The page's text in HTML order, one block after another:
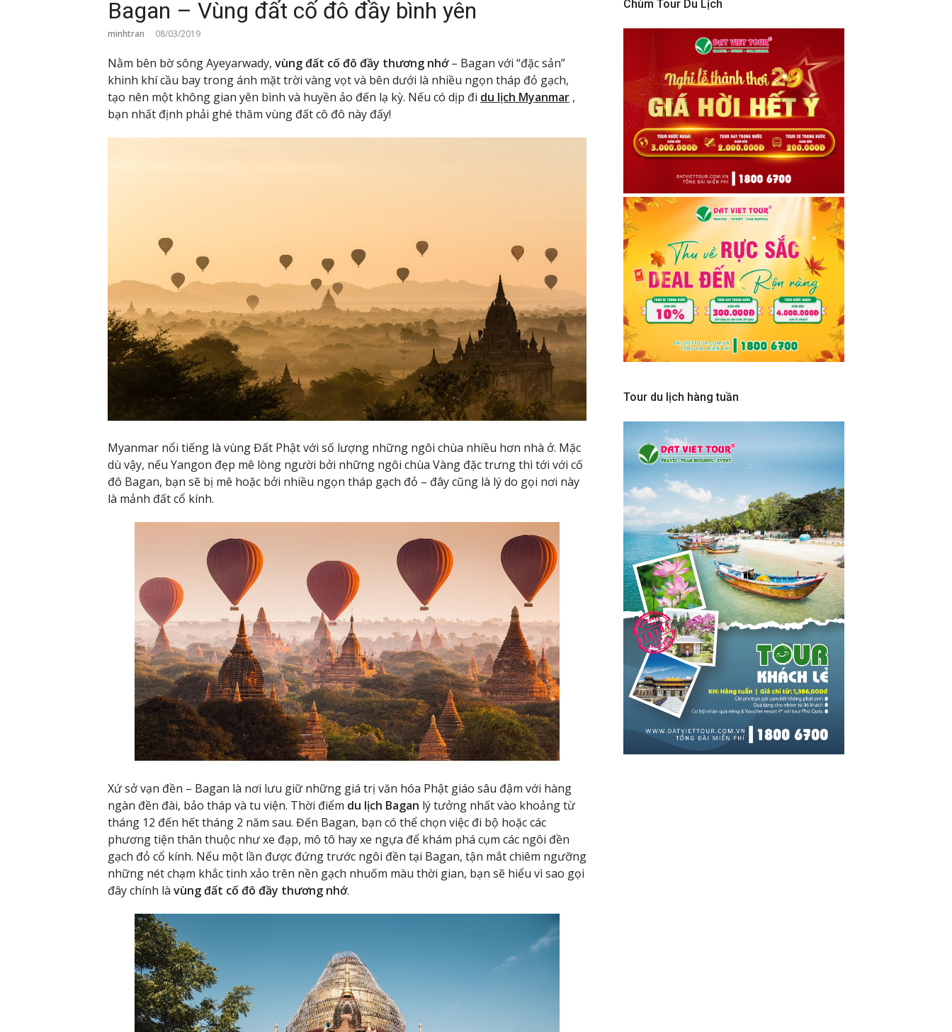
Bagan – Vùng đất cố đô đầy bình yên
minhtran 08/03/2019
Nằm bên bờ sông Ayeyarwady, vùng đất cố đô đầy thương nhớ– Bagan với “đặc sản”
khinh khí cầu bay trong ánh mặt trời vàng vọt và bên dưới là nhiều ngọn tháp đỏ gạch,
tạo nên một không gian yên bình và huyền ảo đến lạ kỳ. Nếu có dịp đi du lịch Myanmar ,
bạn nhất định phải ghé thăm vùng đất cô đô này đấy!
Myanmar nổi tiếng là vùng Đất Phật với số lượng những ngôi chùa nhiều hơn nhà ở. Mặc
dù vậy, nếu Yangon đẹp mê lòng người bởi những ngôi chùa Vàng đặc trưng thì tới với cố
đô Bagan, bạn sẽ bị mê hoặc bởi nhiều ngọn tháp gạch đỏ – đây cũng là lý do gọi nơi này
là mảnh đất cổ kính.
Xứ sở vạn đền – Bagan là nơi lưu giữ những giá trị văn hóa Phật giáo sâu đậm với hàng
ngàn đền đài, bảo tháp và tu viện. Thời điểm du lịch Bagan lý tưởng nhất vào khoảng từ
tháng 12 đến hết tháng 2 năm sau. Đến Bagan, bạn có thể chọn việc đi bộ hoặc các
phương tiện thân thuộc như xe đạp, mô tô hay xe ngựa để khám phá cụm các ngôi đền
gạch đỏ cổ kính. Nếu một lần được đứng trước ngôi đền tại Bagan, tận mắt chiêm ngưỡng
những nét chạm khắc tinh xảo trên nền gạch nhuốm màu thời gian, bạn sẽ hiểu vì sao gọi
đây chính là vùng đất cố đô đầy thương nhớ.
Chùm Tour Du Lịch
Tour du lịch hàng tuần